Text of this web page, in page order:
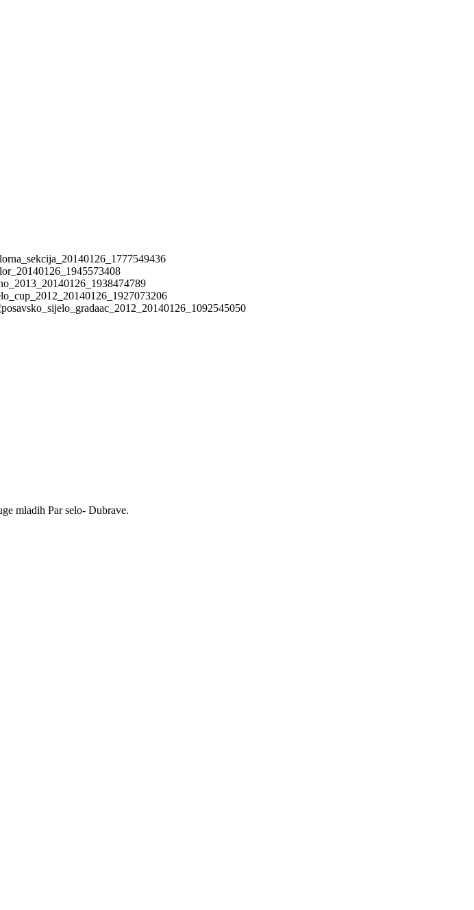
mladih Par selo- Dubrave.